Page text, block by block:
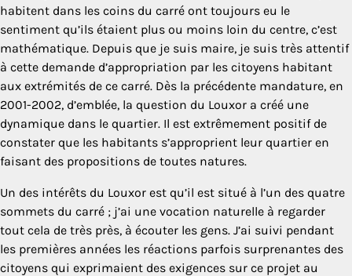
habitent dans les coins du carré ont toujours eu le
sentiment qu’ils étaient plus ou moins loin du centre, c’est
mathématique. Depuis que je suis maire, je suis très attentif
à cette demande d’appropriation par les citoyens habitant
aux extrémités de ce carré. Dès la précédente mandature, en
2001-2002, d’emblée, la question du Louxor a créé une
dynamique dans le quartier. Il est extrêmement positif de
constater que les habitants s’approprient leur quartier en
faisant des propositions de toutes natures.
Un des intérêts du Louxor est qu’il est situé à l’un des quatre
sommets du carré ; j’ai une vocation naturelle à regarder
tout cela de très près, à écouter les gens. J’ai suivi pendant
les premières années les réactions parfois surprenantes des
citoyens qui exprimaient des exigences sur ce projet au